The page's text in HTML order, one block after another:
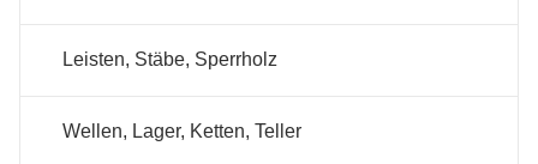
Leisten, Stäbe, Sperrholz
Wellen, Lager, Ketten, Teller